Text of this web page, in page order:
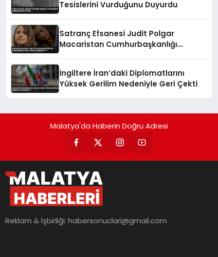
Tesislerini Vurduğunu Duyurdu
Satranç Efsanesi Judit Polgar
Macaristan Cumhurbaşkanlığı
İngiltere İran’daki Diplomatlarını
Yüksek Gerilim Nedeniyle Geri Çekti
Malatya'da Haberin Doğru Adresi
Reklam & İşbirliği:habersonuclari@gmail.com